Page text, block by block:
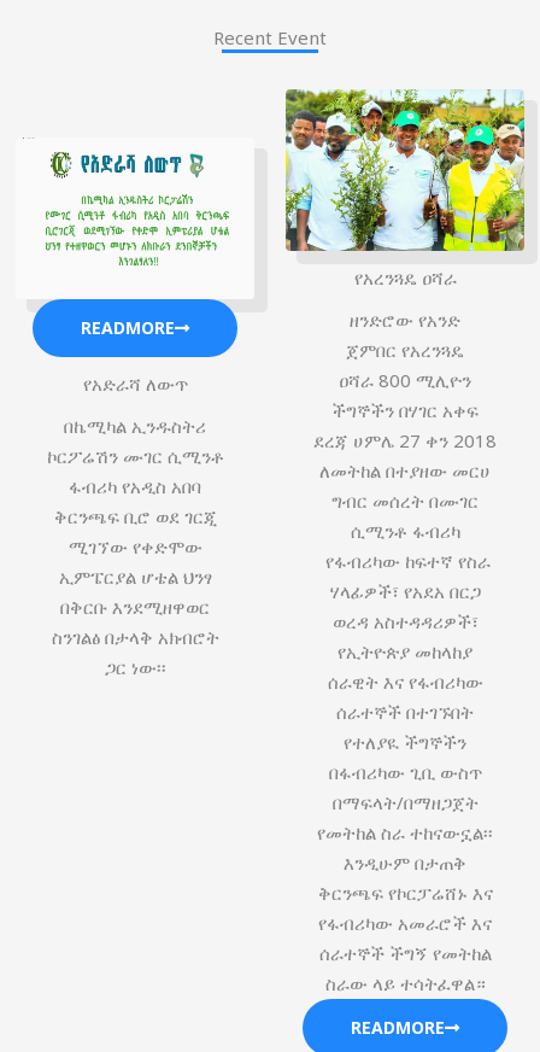
Recent Event
READMORE
የአድራሻ ለውጥ
በኬሚካል ኢንዱስትሪ
ኮርፖሬሽን ሙገር ሲሚንቶ
ፋብሪካ የአዲስ አበባ
ቅርንጫፍ ቢሮ ወደ ገርጂ
ሚገኘው የቀድሞው
ኢምፔርያል ሆቴል ህንፃ
በቅርቡ እንደሚዘዋወር
ስንገልፅ በታላቅ አክብሮት
ጋር ነው፡፡
የአረንጓዴ ዐሻራ
ዘንድሮው የአንድ
ጀምበር የአረንጓዴ
ዐሻራ 800 ሚሊዮን
ችግኞችን በሃገር አቀፍ
ደረጃ ሀምሌ 27 ቀን 2018
ለመትከል በተያዘው መርሀ
ግብር መሰረት በሙገር
ሲሚንቶ ፋብሪካ
የፋብሪካው ከፍተኛ የስራ
ሃላፊዎች፣ የአደአ በርጋ
ወረዳ አስተዳዳሪዎች፣
የኢትዮጵያ መከላከያ
ሰራዊት እና የፋብሪካው
ሰራተኞች በተገኙበት
የተለያዪ ችግኞችን
በፋብሪካው ጊቢ ውስጥ
በማፍላት/በማዘጋጀት
የመትከል ስራ ተከናውኗል፡፡
እንዲሁም በታጠቅ
ቅርንጫፍ የኮርፓሬሸ‍ኑ እና
የፋብሪካው አመራሮች እና
ሰራተኞች ችግኝ የመትከል
ስራው ላይ ተሳትፈዋል።
READMORE